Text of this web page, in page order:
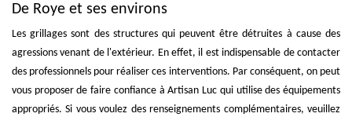
De Roye et ses environs
Les grillages sont des structures qui peuvent être détruites à cause des
agressions venant de l'extérieur. En effet, il est indispensable de contacter
des professionnels pour réaliser ces interventions. Par conséquent, on peut
vous proposer de faire confiance à Artisan Luc qui utilise des équipements
appropriés. Si vous voulez des renseignements complémentaires, veuillez